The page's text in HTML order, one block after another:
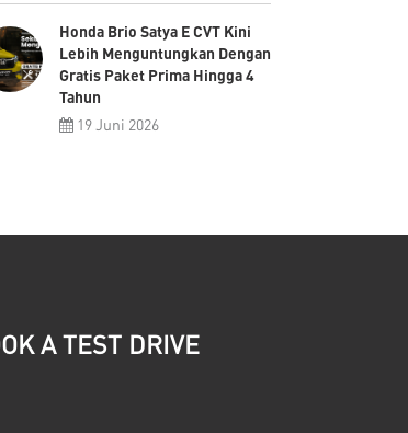
Honda Brio Satya E CVT Kini
Lebih Menguntungkan Dengan
Gratis Paket Prima Hingga 4
Tahun
19 Juni 2026
A TEST DRIVE